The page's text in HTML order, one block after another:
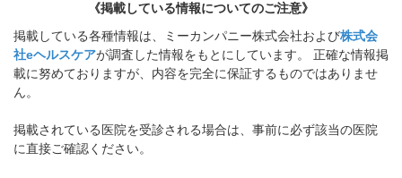
《掲載している情報についてのご注意》
掲載している各種情報は、ミーカンパニー株式会社および株式会
社eヘルスケアが調査した情報をもとにしています。 正確な情報掲
載に努めておりますが、内容を完全に保証するものではありませ
ん。
掲載されている医院を受診される場合は、事前に必ず該当の医院
に直接ご確認ください。